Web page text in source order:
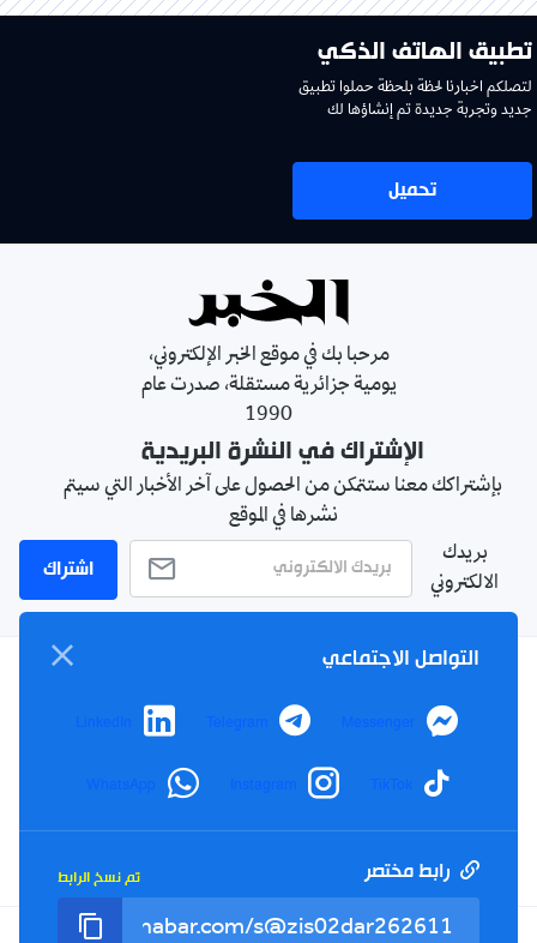
تطبيق الهاتف الذكي
لتصلكم اخبارنا لحظة بلحظة حملوا تطبيق
جديد وتجربة جديدة تم إنشاؤها لك
تحميل
مرحبا بك في موقع الخبر الإلكتروني،
يومية جزائرية مستقلة، صدرت عام
1990
الإشتراك في النشرة البريدية
بإشتراكك معنا ستتمكن من الحصول على آخر الأخبار التي سيتم
نشرها في الموقع
بريدك
الالكتروني
اشتراك
الأحكام والشروط
اتصل بنا
التواصل الاجتماعي
Messenger
Telegram
LinkedIn
TikTok
Instagram
WhatsApp
رابط مختصر تم نسخ الرابط